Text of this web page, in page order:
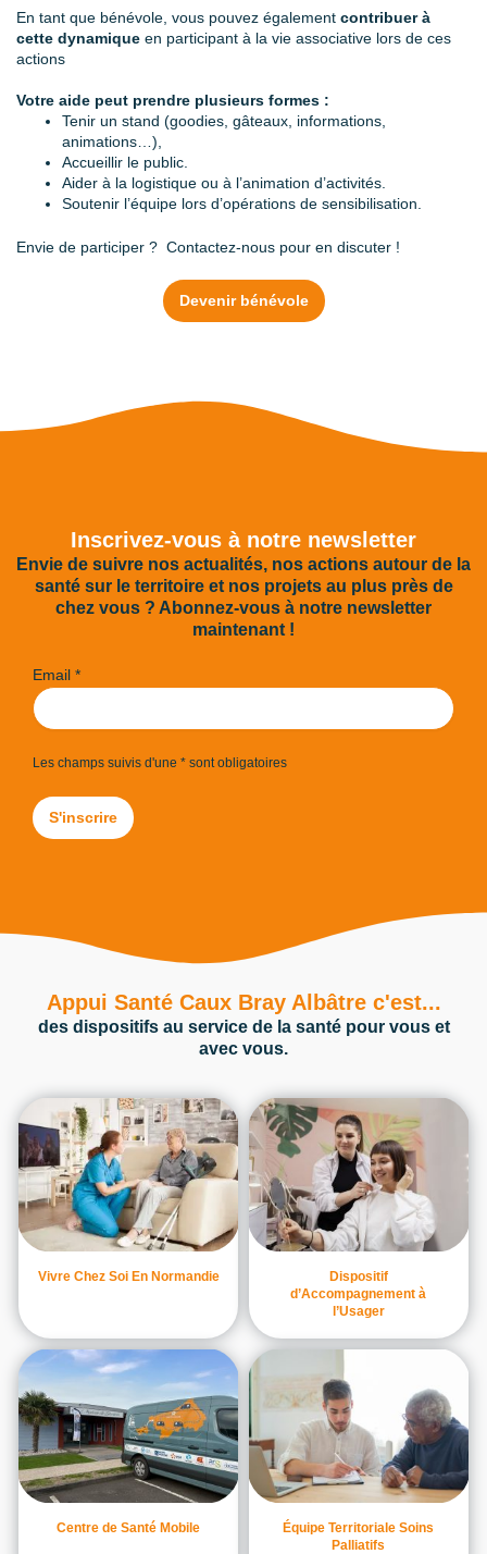
En tant que bénévole, vous pouvez également contribuer à
cette dynamique en participant à la vie associative lors de ces
actions
Votre aide peut prendre plusieurs formes :
Tenir un stand (goodies, gâteaux, informations,
animations…),
Accueillir le public.
Aider à la logistique ou à l’animation d’activités.
Soutenir l’équipe lors d’opérations de sensibilisation.
Envie de participer ? Contactez‑nous pour en discuter !
Devenir bénévole
Inscrivez-vous à notre newsletter
Envie de suivre nos actualités, nos actions autour de la
santé sur le territoire et nos projets au plus près de
chez vous ? Abonnez‑vous à notre newsletter
maintenant !
Email *
Les champs suivis d'une * sont obligatoires
Appui Santé Caux Bray Albâtre c'est...
des dispositifs au service de la santé pour vous et
avec vous.
Vivre Chez Soi En Normandie
Dispositif
d’Accompagnement à
l’Usager
Centre de Santé Mobile
Équipe Territoriale Soins
Palliatifs